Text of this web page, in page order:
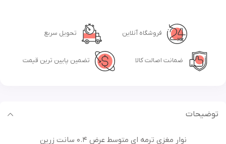
فروشگاه آنلاین تحویل سریع
ضمانت اصالت کالا تضمین پایین ترین قیمت
توضیحات
نوار مغزی ترمه ای متوسط عرض 0.4 سانت زرین